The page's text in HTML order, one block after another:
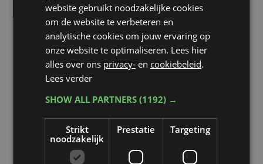
Kursaal Oostende kleurt rood! 500
fans van Red Sebastian kijken er
samen naar deze eerste halve finale,
in de hoop dat 'hun' Seppe zaterdag
naar de finale mag.
website gebruikt noodzakelijke cookies
om de website te verbeteren en
analytische cookies om jouw ervaring op
onze website te optimaliseren. Lees hier
alles over ons privacy- en cookiebeleid.
Lees verder
SHOW ALL PARTNERS(1192) →
Strikt
noodzakelijk
Prestatie Targeting